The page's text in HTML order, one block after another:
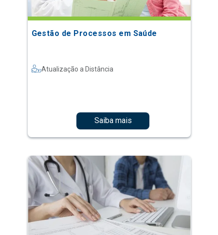
Gestão de Processos em Saúde
Atualização a Distância
Saiba mais